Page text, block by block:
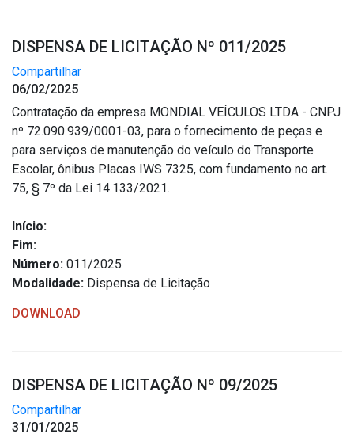
DISPENSA DE LICITAÇÃO Nº 011/2025
Compartilhar
06/02/2025
Contratação da empresa MONDIAL VEÍCULOS LTDA - CNPJ
nº 72.090.939/0001-03, para o fornecimento de peças e
para serviços de manutenção do veículo do Transporte
Escolar, ônibus Placas IWS 7325, com fundamento no art.
75, § 7º da Lei 14.133/2021.
Início:
Fim:
Número: 011/2025
Modalidade: Dispensa de Licitação
DOWNLOAD
DISPENSA DE LICITAÇÃO Nº 09/2025
Compartilhar
31/01/2025